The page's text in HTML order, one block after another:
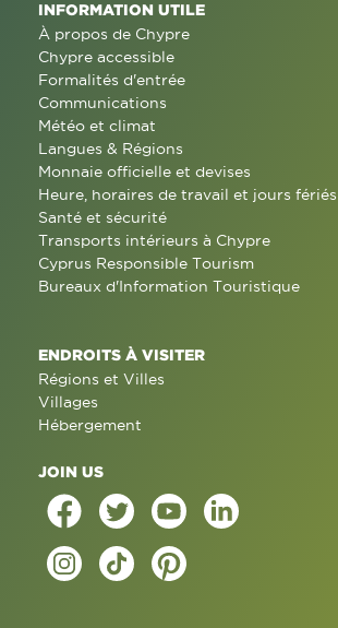
INFORMATION UTILE
À propos de Chypre
Chypre accessible
Formalités d'entrée
Communications
Météo et climat
Langues & Régions
Monnaie officielle et devises
Heure, horaires de travail et jours fériés
Santé et sécurité
Transports intérieurs à Chypre
Cyprus Responsible Tourism
Bureaux d'Information Touristique
ENDROITS À VISITER
Régions et Villes
Villages
Hébergement
JOIN US